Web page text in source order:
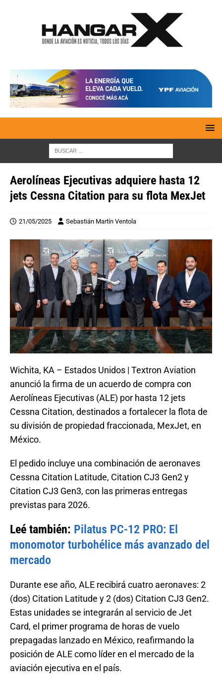
Aerolíneas Ejecutivas adquiere hasta 12
jets Cessna Citation para su flota MexJet
21/05/2025 Sebastián Martín Ventola
Wichita, KA – Estados Unidos | Textron Aviation
anunció la firma de un acuerdo de compra con
Aerolíneas Ejecutivas (ALE) por hasta 12 jets
Cessna Citation, destinados a fortalecer la flota de
su división de propiedad fraccionada, MexJet, en
México.
El pedido incluye una combinación de aeronaves
Cessna Citation Latitude, Citation CJ3 Gen2 y
Citation CJ3 Gen3, con las primeras entregas
previstas para 2026.
Leé también: Pilatus PC-12 PRO: El
monomotor turbohélice más avanzado del
mercado
Durante ese año, ALE recibirá cuatro aeronaves: 2
(dos) Citation Latitude y 2 (dos) Citation CJ3 Gen2.
Estas unidades se integrarán al servicio de Jet
Card, el primer programa de horas de vuelo
prepagadas lanzado en México, reafirmando la
posición de ALE como líder en el mercado de la
aviación ejecutiva en el país.